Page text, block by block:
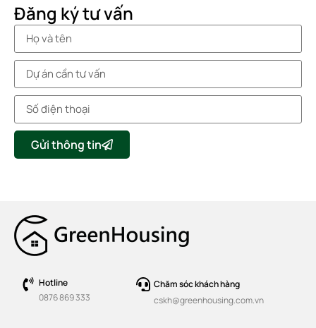
Đăng ký tư vấn
Gửi thông tin
Hotline
0876 869 333
Chăm sóc khách hàng
cskh@greenhousing.com.vn